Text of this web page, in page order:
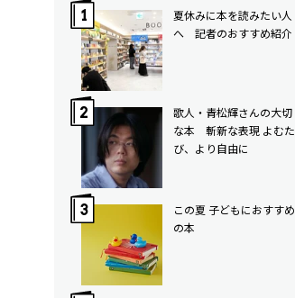
夏休みに本を読みたい人
へ 記者のおすすめ紹介
歌人・青松輝さんの大切
な本 斬新な表現 よむた
び、より自由に
この夏 子どもにおすすめ
の本